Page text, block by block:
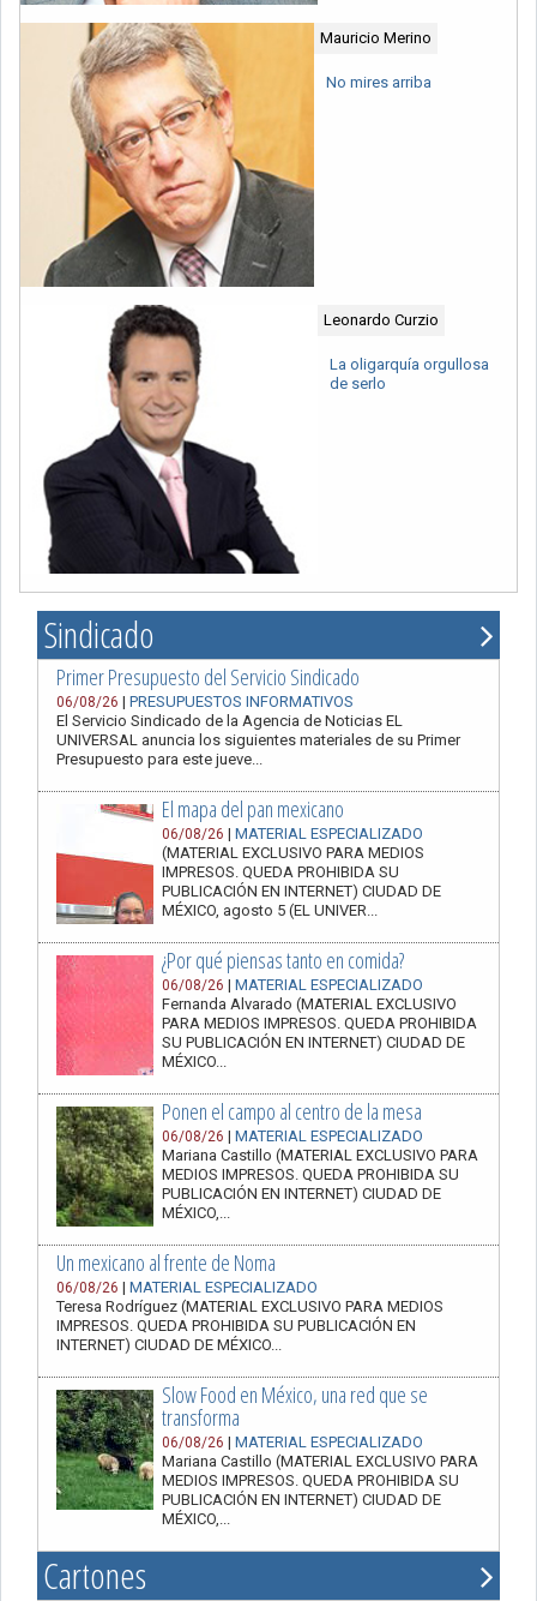
Mauricio Merino
No mires arriba
Leonardo Curzio
La oligarquía orgullosa
de serlo
Sindicado
Primer Presupuesto del Servicio Sindicado
06/08/26 | PRESUPUESTOS INFORMATIVOS
El Servicio Sindicado de la Agencia de Noticias EL
UNIVERSAL anuncia los siguientes materiales de su Primer
Presupuesto para este jueve...
El mapa del pan mexicano
06/08/26|MATERIAL ESPECIALIZADO
(MATERIAL EXCLUSIVO PARA MEDIOS
IMPRESOS. QUEDA PROHIBIDA SU
PUBLICACIÓN EN INTERNET) CIUDAD DE
MÉXICO, agosto 5 (EL UNIVER...
¿Por qué piensas tanto en comida?
06/08/26|MATERIAL ESPECIALIZADO
Fernanda Alvarado (MATERIAL EXCLUSIVO
PARA MEDIOS IMPRESOS. QUEDA PROHIBIDA
SU PUBLICACIÓN EN INTERNET) CIUDAD DE
MÉXICO...
Ponen el campo al centro de la mesa
06/08/26|MATERIAL ESPECIALIZADO
Mariana Castillo (MATERIAL EXCLUSIVO PARA
MEDIOS IMPRESOS. QUEDA PROHIBIDA SU
PUBLICACIÓN EN INTERNET) CIUDAD DE
MÉXICO,...
Un mexicano al frente de Noma
06/08/26 | MATERIAL ESPECIALIZADO
Teresa Rodríguez (MATERIAL EXCLUSIVO PARA MEDIOS
IMPRESOS. QUEDA PROHIBIDA SU PUBLICACIÓN EN
INTERNET) CIUDAD DE MÉXICO...
Slow Food en México, una red que se
transforma
06/08/26|MATERIAL ESPECIALIZADO
Mariana Castillo (MATERIAL EXCLUSIVO PARA
MEDIOS IMPRESOS. QUEDA PROHIBIDA SU
PUBLICACIÓN EN INTERNET) CIUDAD DE
MÉXICO,...
Cartones